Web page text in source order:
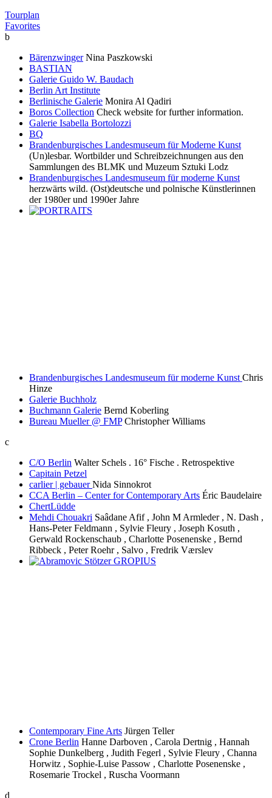
Tourplan
Favorites
b
Bärenzwinger Nina Paszkowski
BASTIAN
Galerie Guido W. Baudach
Berlin Art Institute
Berlinische Galerie Monira Al Qadiri
Boros Collection Check website for further information.
Galerie Isabella Bortolozzi
BQ
Brandenburgisches Landesmuseum für Moderne Kunst
(Un)lesbar. Wortbilder und Schreibzeichnungen aus den
Sammlungen des BLMK und Muzeum Sztuki Lodz
Brandenburgisches Landesmuseum für moderne Kunst
herzwärts wild. (Ost)deutsche und polnische Künstlerinnen
der 1980er und 1990er Jahre
Brandenburgisches Landesmuseum für moderne Kunst Chris
Hinze
Galerie Buchholz
Buchmann Galerie Bernd Koberling
Bureau Mueller @ FMP Christopher Williams
c
C/O Berlin Walter Schels . 16° Fische . Retrospektive
Capitain Petzel
carlier | gebauerNida Sinnokrot
CCA Berlin – Center for Contemporary Arts Éric Baudelaire
ChertLüdde
Mehdi Chouakri Saâdane Afif , John M Armleder , N. Dash ,
Hans-Peter Feldmann , Sylvie Fleury , Joseph Kosuth ,
Gerwald Rockenschaub , Charlotte Posenenske , Bernd
Ribbeck , Peter Roehr , Salvo , Fredrik Værslev
Contemporary Fine Arts Jürgen Teller
Crone Berlin Hanne Darboven , Carola Dertnig , Hannah
Sophie Dunkelberg , Judith Fegerl , Sylvie Fleury , Channa
Horwitz , Sophie-Luise Passow , Charlotte Posenenske ,
Rosemarie Trockel , Ruscha Voormann
d